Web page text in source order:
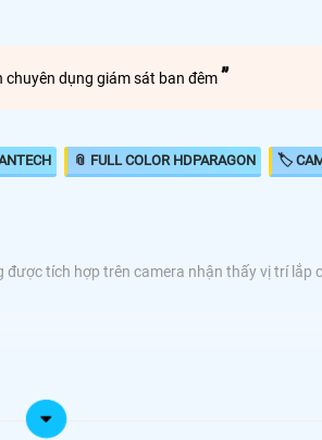
dụng giám sát ban đêm
📎 FULL COLOR HDPARAGON 🏷
tích hợp trên camera nhận thấy vị trí
khi cảm biến ánh sáng được tích
sắc sáng đẹp như ban ngày. 🗺